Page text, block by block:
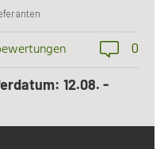
0
12.08. -